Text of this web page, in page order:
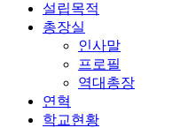
설립목적
총장실
인사말
프로필
역대총장
연혁
학교현황